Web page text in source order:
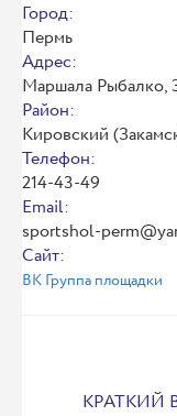
Город:
Пермь
Адрес:
Маршала Рыбалко,
Район:
Кировский
Телефон:
214-43-49
Email:
sportshol-
Сайт:
ВК Группа площадки
КРАТКИЙ